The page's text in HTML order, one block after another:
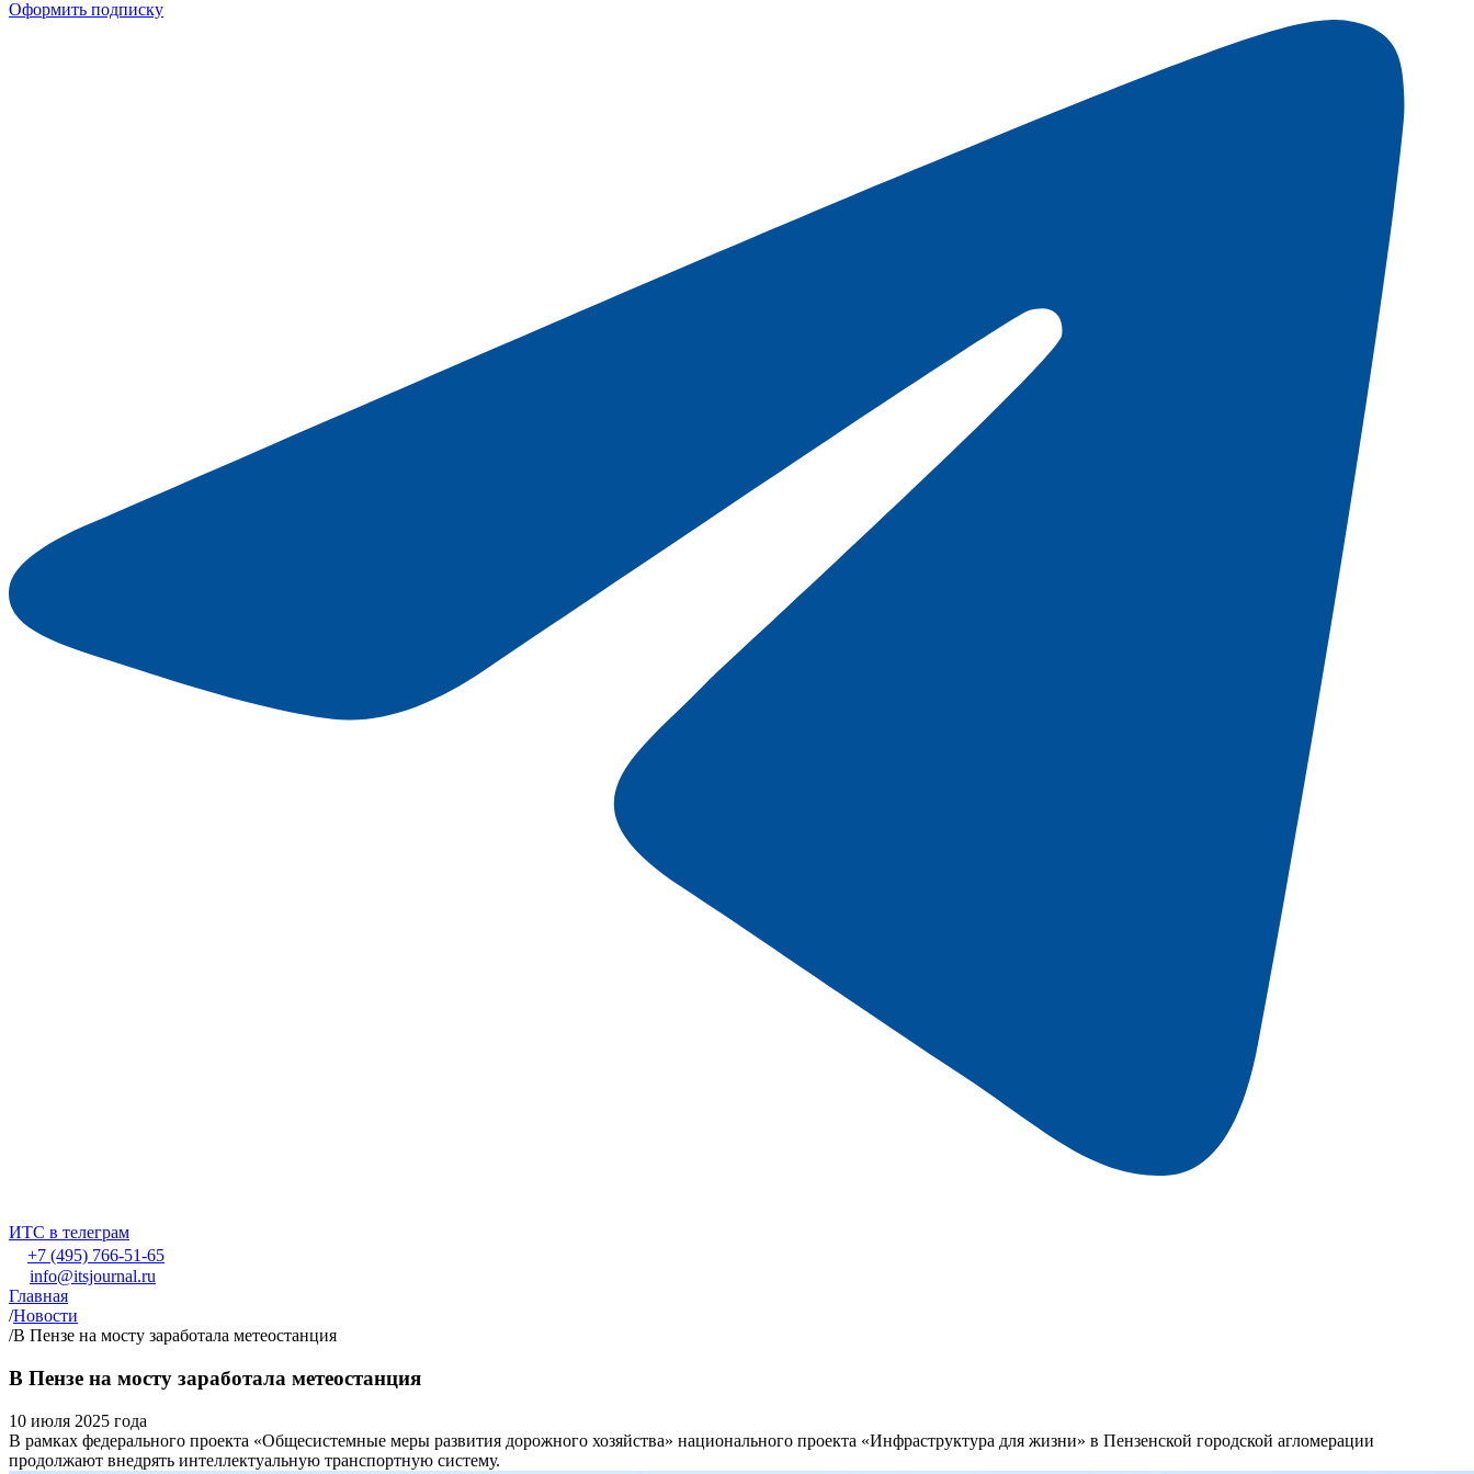
Оформить подписку
ИТС в телеграм
+7 (495) 766-51-65
info@itsjournal.ru
Главная
/Новости
/В Пензе на мосту заработала метеостанция
В Пензе на мосту заработала метеостанция
10 июля 2025 года
В рамках федерального проекта «Общесистемные меры развития дорожного хозяйства» национального проекта «Инфраструктура для жизни» в Пензенской городской агломерации
продолжают внедрять интеллектуальную транспортную систему.